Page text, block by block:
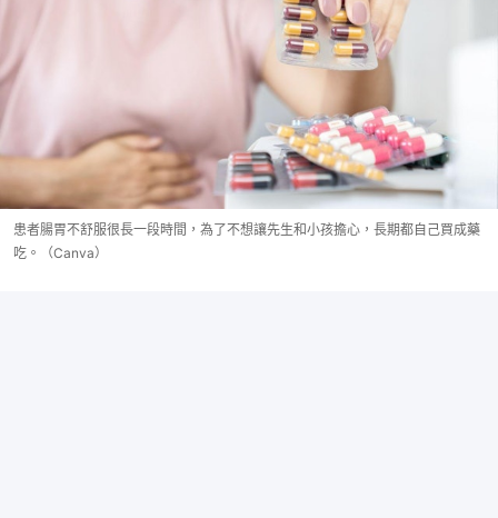
患者腸胃不舒服很長一段時間，為了不想讓先生和小孩擔心，長期都自己買成藥
吃。（Canva）